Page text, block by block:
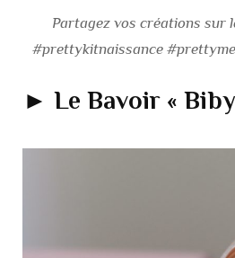
Partagez vos créations sur
#prettykitnaissance
► Le Bavoir «